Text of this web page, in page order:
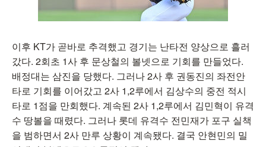
이후 KT가 곧바로 추격했고 경기는 난타전 양상으로 흘러
갔다. 2회초 1사 후 문상철의 볼넷으로 기회를 만들었다.
배정대는 삼진을 당했다. 그러나 2사 후 권동진의 좌전안
타로 기회를 이어갔고 2사 1,2루에서 김상수의 중전 적시
타로 1점을 만회했다. 계속된 2사 1,2루에서 김민혁이 유격
수 땅볼을 때렸다. 그러나 롯데 유격수 전민재가 포구 실책
을 범하면서 2사 만루 상황이 계속됐다. 결국 안현민의 밀